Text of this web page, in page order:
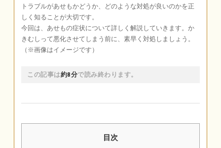
トラブルがあせもかどうか、どのような対処が良いのかを正
しく知ることが大切です。
今回は、あせもの症状について詳しく解説していきます。か
きむしって悪化させてしまう前に、素早く対処しましょう。
（※画像はイメージです）
この記事は約8分で読み終わります。
目次